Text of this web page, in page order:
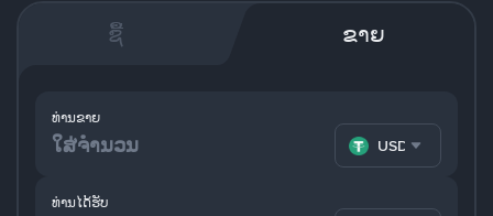
ຊື້ ຂາຍ
ທ່ານໄດ້ຮັບ
ທ່ານຂາຍ
USDT